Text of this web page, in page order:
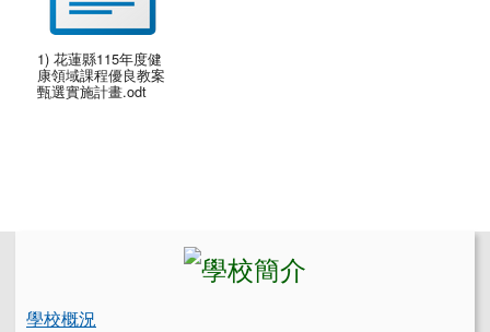
1) 花蓮縣115年度健
康領域課程優良教案
甄選實施計畫.odt
學校概況